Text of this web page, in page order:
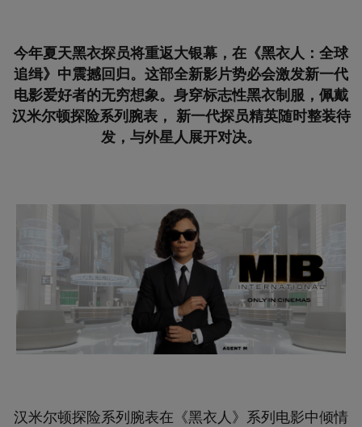
今年夏天黑衣探员将重返大银幕，在《黑衣人：全球
追缉》中震撼回归。这部全新影片势必会激发新一代
电影爱好者的无穷想象。身穿标志性黑衣制服，佩戴
汉米尔顿探险系列腕表， 新一代探员精英随时整装待
发，与外星人展开对决。
汉米尔顿探险系列腕表在《黑衣人》系列电影中倾情